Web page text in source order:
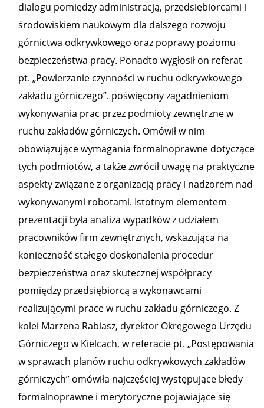
dialogu pomiędzy administracją, przedsiębiorcami i
środowiskiem naukowym dla dalszego rozwoju
górnictwa odkrywkowego oraz poprawy poziomu
bezpieczeństwa pracy. Ponadto wygłosił on referat
pt. „Powierzanie czynności w ruchu odkrywkowego
zakładu górniczego”. poświęcony zagadnieniom
wykonywania prac przez podmioty zewnętrzne w
ruchu zakładów górniczych. Omówił w nim
obowiązujące wymagania formalnoprawne dotyczące
tych podmiotów, a także zwrócił uwagę na praktyczne
aspekty związane z organizacją pracy i nadzorem nad
wykonywanymi robotami. Istotnym elementem
prezentacji była analiza wypadków z udziałem
pracowników firm zewnętrznych, wskazująca na
konieczność stałego doskonalenia procedur
bezpieczeństwa oraz skutecznej współpracy
pomiędzy przedsiębiorcą a wykonawcami
realizującymi prace w ruchu zakładu górniczego. Z
kolei Marzena Rabiasz, dyrektor Okręgowego Urzędu
Górniczego w Kielcach, w referacie pt. „Postępowania
w sprawach planów ruchu odkrywkowych zakładów
górniczych” omówiła najczęściej występujące błędy
formalnoprawne i merytoryczne pojawiające się